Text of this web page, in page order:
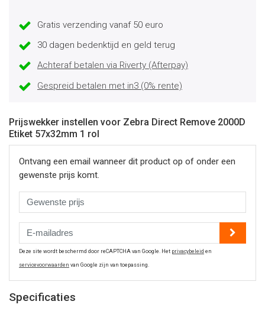
Gratis verzending vanaf 50 euro
30 dagen bedenktijd en geld terug
Achteraf betalen via Riverty (Afterpay)
Gespreid betalen met in3 (0% rente)
Prijswekker instellen voor Zebra Direct Remove 2000D
Etiket 57x32mm 1 rol
Ontvang een email wanneer dit product op of onder een
gewenste prijs komt.
Deze site wordt beschermd door reCAPTCHA van Google. Het privacybeleid en
servicevoorwaarden van Google zijn van toepassing.
Specificaties